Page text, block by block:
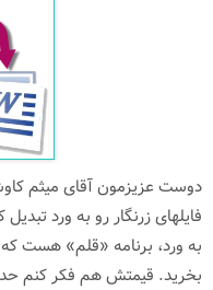
دوست عزیزمون آقای میثم
فایلهای زرنگار رو به ورد
به ورد، برنامه «قلم» هست
بخرید. قیمتش هم فكر كنم